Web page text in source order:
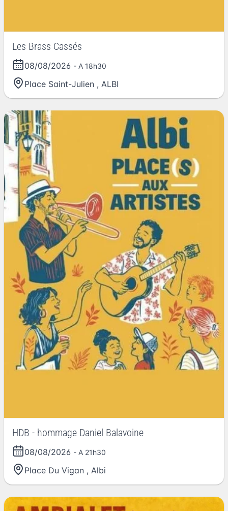
Les Brass Cassés
08/08/2026 - A 18h30
Place Saint-Julien , ALBI
HDB - hommage Daniel Balavoine
08/08/2026 - A 21h30
Place Du Vigan , Albi